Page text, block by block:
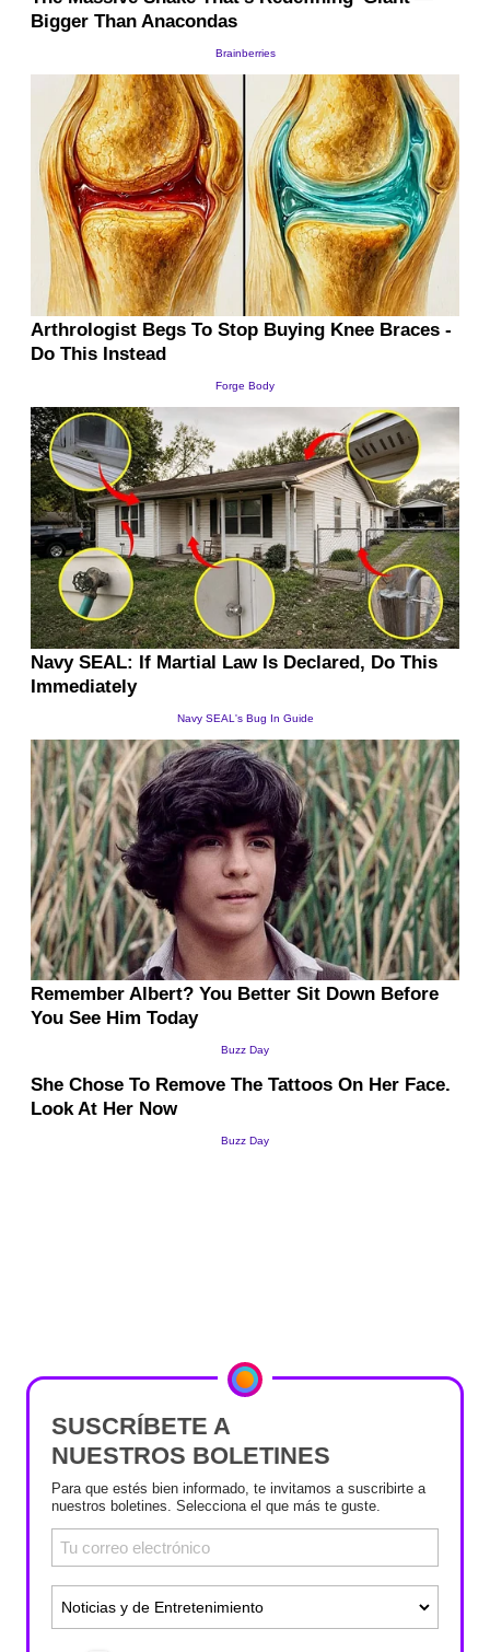
SUSCRÍBETE A
NUESTROS BOLETINES
Para que estés bien informado, te invitamos a suscribirte a
nuestros boletines. Selecciona el que más te guste.